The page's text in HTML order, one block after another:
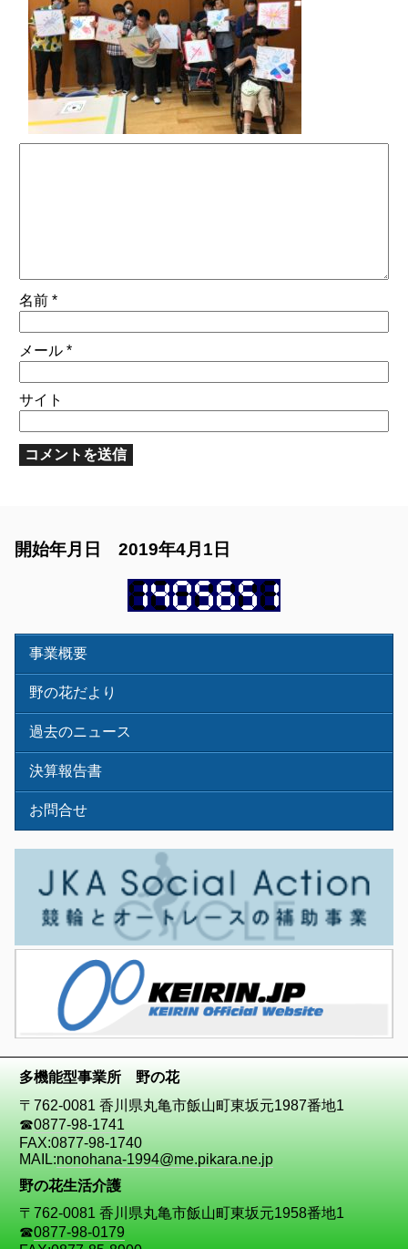
名前 *
メール *
サイト
開始年月日 2019年4月1日
事業概要
野の花だより
過去のニュース
決算報告書
お問合せ
多機能型事業所 野の花
〒762-0081 香川県丸亀市飯山町東坂元1987番地1
☎0877-98-1741
FAX:0877-98-1740
MAIL:nonohana-1994@me.pikara.ne.jp
野の花生活介護
〒762-0081 香川県丸亀市飯山町東坂元1958番地1
☎0877-98-0179